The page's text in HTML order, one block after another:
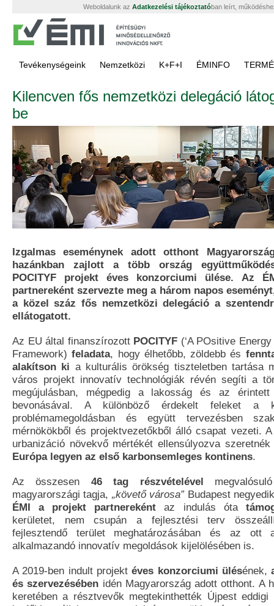
Weboldalunk az Adatkezelési tájékoztatóban leírt,
Tevékenységeink Nemzetközi K+F+I ÉMINFO
Kilencven fős nemzetközi delegáció
be
Izgalmas eseménynek adott otthont
hazánkban zajlott a több ország
POCITYF projekt éves konzorciumi ülése. Az
partnereként szervezte meg a három napos
a közel száz fős nemzetközi delegáció a
ellátogatott.
Az EU által finanszírozott POCITYF (‘A POsitive
Framework)feladata, hogy élhetőbb, zöldebb és
alakítson ki a kulturális örökség tiszteletben tartása
város projekt innovatív technológiák révén segíti a
megújulásban, mégpedig a lakosság és az
bevonásával. A különböző érdekelt feleket a
problémamegoldásban és együtt tervezésben
mérnökökből és projektvezetőkből álló csapat vezeti.
urbanizáció növekvő mértékét ellensúlyozva
Európa legyen az első karbonsemleges kontinens.
Az összesen 46 tag részvételével
magyarországi tagja, „követő városa” Budapest
ÉMI a projekt partnerekéntaz indulás óta
kerületet, nem csupán a fejlesztési terv
fejlesztendő terület meghatározásában és az ott
alkalmazandó innovatív megoldások kijelölésében is.
A 2019-ben indult projektéves konzorciumi ülésének,
és szervezésében idén Magyarország adott otthont. A
keretében a résztvevők megtekinthették Újpest